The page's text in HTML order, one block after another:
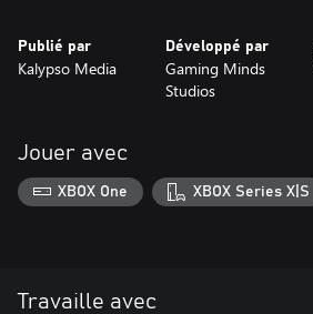
Publié par
Kalypso Media
Développé par
Gaming Minds
Studios
Jouer avec
XBOX One XBOX Series X|S
Travaille avec